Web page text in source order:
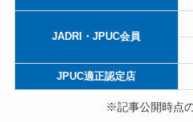
JADRI・JPUC会員
JPUC適正認定店
※記事公開時点